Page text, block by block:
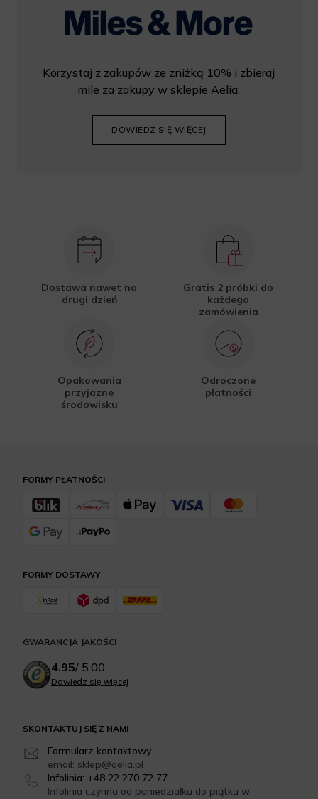
Korzystaj z zakupów ze zniżką 10% i zbieraj
mile za zakupy w sklepie Aelia.
DOWIEDZ SIĘ WIĘCEJ
Dostawa nawet na
drugi dzień
Gratis 2 próbki do
każdego
zamówienia
Opakowania
przyjazne
środowisku
Odroczone
płatności
SKONTAKTUJ SIĘ Z NAMI
Formularz kontaktowy
email: sklep@aelia.pl
Infolinia: +48 22 270 72 77
Infolinia czynna od poniedziałku do piątku w
FORMY DOSTAWY
FORMY PŁATNOŚCI
GWARANCJA JAKOŚCI
4.95/ 5.00
Dowiedz się więcej